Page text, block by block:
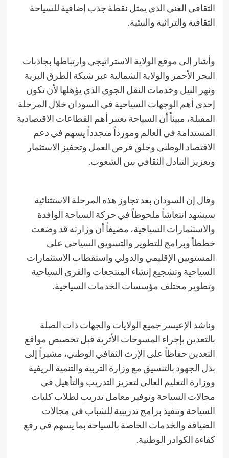
الثقافي الغني الذي يمثل نقطة جذب إضافية للسياحة
الثقافية والتراثية والبيئية.
​وأشار إلى موقع الولاية الاستراتيجي وارتباطها بجاذبات
البحر الأحمر والولاية الشمالية عبر شبكة الطرق البرية
ونهر النيل وخدمات النقل الجوي الذي يؤهلها لأن تكون
إحدى أهم الوجهات السياحية في السودان خلال المرحلة
المقبلة، مبيناً أن السياحة تعتبر أهم القطاعات الاقتصادية
المستدامة في العالم ومورداً متجدداً يسهم في دعم
الاقتصاد الوطني وخلق فرص العمل وتحفيز الاستثمار
وتعزيز التبادل الثقافي بين الشعوب.
​وقال إن السودان بعد تجاوز هذه المرحلة الاستثنائية
سيشهد انتعاشاً ملحوظاً في حركة السياحة الوافدة
والاستثمارات السياحية، مضيفاً أن وزارته قد وضعت
خططاً وبرامج للتطوير والتسويق السياحي على
المستويين الإقليمي والدولي واستقطاب الاستثمارات
السياحية وتشجيع إنشاء المنتجعات والقرى السياحية
وتطوير مختلف مؤسسات الخدمات السياحية.
​وناشد الإعيسر جميع الولايات والجهات ذات الصلة
بالتعدين بإجراء المسوحات الأثرية قبل تخصيص مواقع
التعدين حفاظاً على الإرث الثقافي الوطني، مشيراً إلى
بذل الجهود بالتنسيق مع وزارة التربية والتنمية الريفية
ووزارة التعليم العالي لتعزيز التدريب والتأهيل في
مجالات السياحة وتوفير معامل تدريب لطلاب كليات
السياحة وتنفيذ برامج تدريبية للشباب في مجالات
الضيافة والخدمات الخاصة بالسياحة بما يسهم في رفع
كفاءة الكوادر الوطنية.